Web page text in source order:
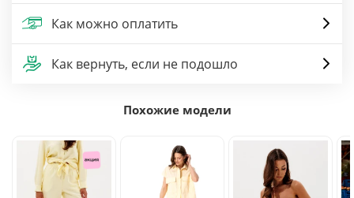
Как можно оплатить
Как вернуть, если не подошло
Похожие модели